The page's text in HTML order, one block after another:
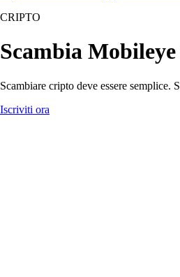
CRIPTO
Scambia
Scambiare cripto deve essere
Iscriviti ora